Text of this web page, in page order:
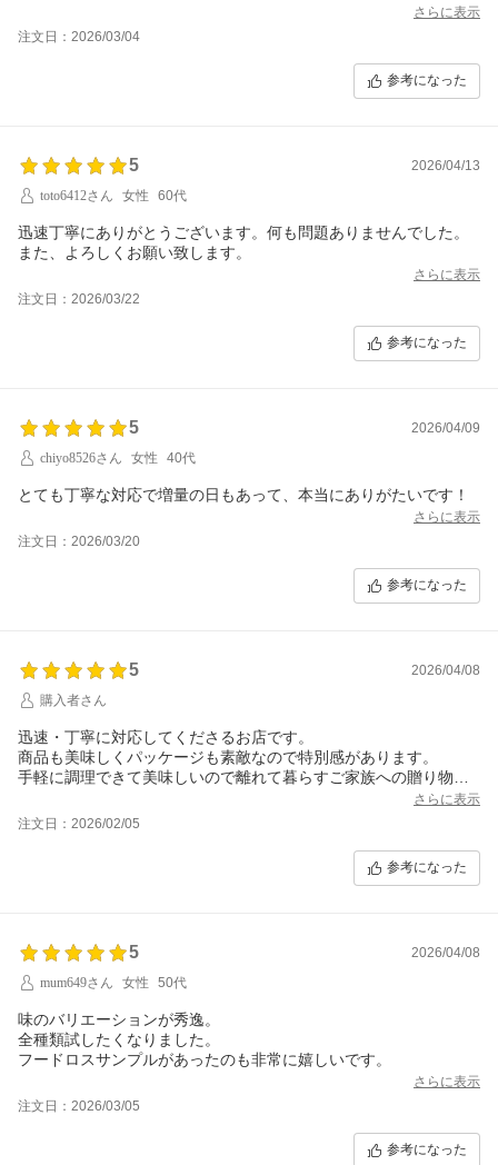
さらに表示
注文日：2026/03/04
参考になった
5
2026/04/13
toto6412さん
女性 60代
迅速丁寧にありがとうございます。何も問題ありませんでした。
また、よろしくお願い致します。
さらに表示
注文日：2026/03/22
参考になった
5
2026/04/09
chiyo8526さん
女性 40代
とても丁寧な対応で増量の日もあって、本当にありがたいです！
さらに表示
注文日：2026/03/20
参考になった
5
2026/04/08
購入者さん
迅速・丁寧に対応してくださるお店です。
商品も美味しくパッケージも素敵なので特別感があります。
手軽に調理できて美味しいので離れて暮らすご家族への贈り物に
さらに表示
注文日：2026/02/05
参考になった
5
2026/04/08
mum649さん
女性 50代
味のバリエーションが秀逸。
全種類試したくなりました。
フードロスサンプルがあったのも非常に嬉しいです。
さらに表示
注文日：2026/03/05
参考になった